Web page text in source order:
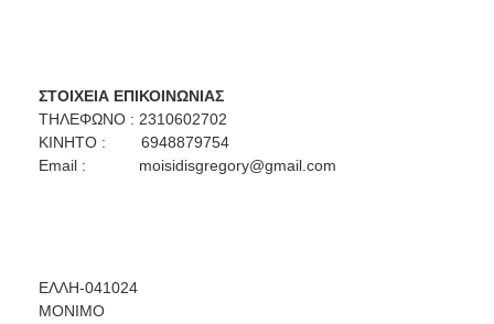
ΣΤΟΙΧΕΙΑ ΕΠΙΚΟΙΝΩΝΙΑΣ
ΤΗΛΕΦΩΝΟ : 2310602702
ΚΙΝΗΤΟ : 6948879754
Email : moisidisgregory@gmail.com
ΕΛΛΗ-041024
ΜΟΝΙΜΟ